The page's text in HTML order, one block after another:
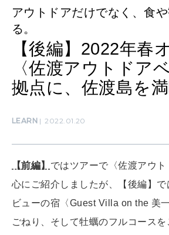
自分を耕す
WORK&MONEY
いい人生って？
2026年9月号「北海道 おいしく遊ぶ
2026年8月号『お茶の時間
2026年7月号「鎌倉 ローカルが 教えてく
MAGAZINE
アウトドアだけでなく、食
る。
【後編】2022年春
〈佐渡アウトドア
拠点に、佐渡島を満
LEARN 2022.01.20
【前編】 ではツアーで〈佐渡アウ
心にご紹介しましたが、【後編】で
ビューの宿〈Guest Villa on the 美
ごねり、そして牡蠣のフルコースを